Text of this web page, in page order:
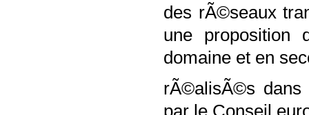
des rÃ©seaux
une proposition
domaine et en
rÃ©alisÃ©s dans
par le Conseil